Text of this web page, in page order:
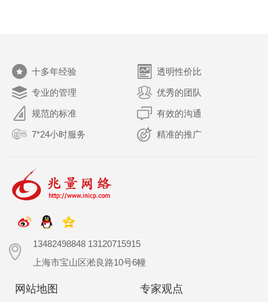
十多年经验 透明性价比
专业的管理 优秀的团队
规范的标准 有效的沟通
7*24小时服务 精准的推广
13482498848 13120715915
上海市宝山区淞良路10号6幢
网站地图 专家观点